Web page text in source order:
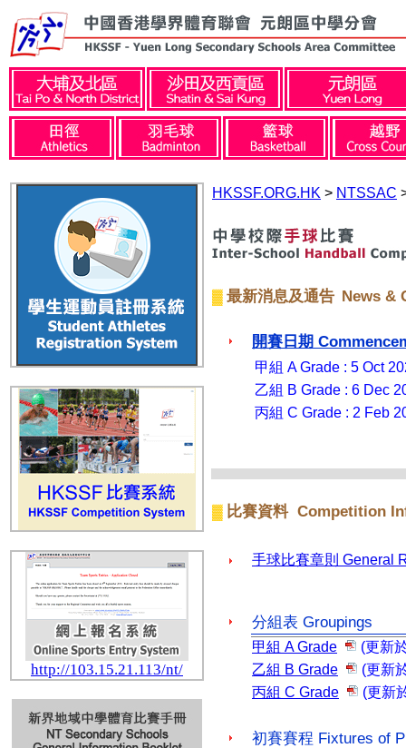
http://103.15.21.113/nt/
HKSSF.ORG.HK > NTSSAC
▓ 最新消息及通告 News &
開賽日期
甲組 A Grade : 5 Oct
乙組 B Grade : 6 Dec
丙組 C Grade : 2 Feb
▓ 比賽資料Competition
手球比賽章則 General
分組表 Groupings
甲組 A Grade (更新
乙組 B Grade (更新
丙組 C Grade (更新
初賽賽程 Fixtures of